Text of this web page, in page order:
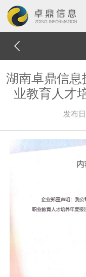
湖南卓鼎信息
业教育人才
发布